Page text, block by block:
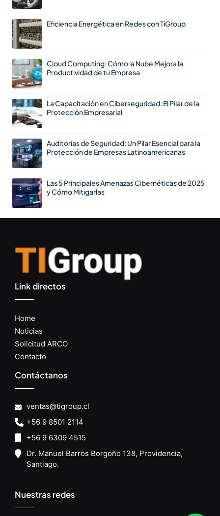
Eficiencia Energética en Redes con TiGroup
Cloud Computing: Cómo la Nube Mejora la
Productividad de tu Empresa
La Capacitación en Ciberseguridad: El Pilar de la
Protección Empresarial
Auditorías de Seguridad: Un Pilar Esencial para la
Protección de Empresas Latinoamericanas
Las 5 Principales Amenazas Cibernéticas de 2025
y Cómo Mitigarlas
Link directos
Home
Noticias
Solicitud ARCO
Contacto
Contáctanos
ventas@tigroup.cl
+56 9 8501 2114
+56 9 6309 4515
Dr. Manuel Barros Borgoño 138, Providencia,
Santiago.
Nuestras redes